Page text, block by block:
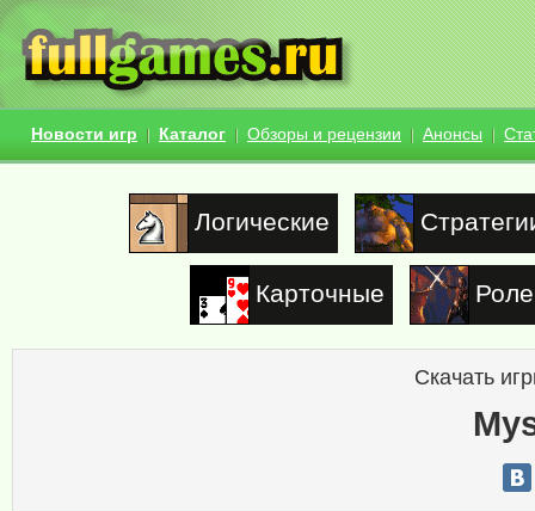
Новости игр Каталог Обзоры и рецензии Анонсы
Логические
Карточные
Скачать